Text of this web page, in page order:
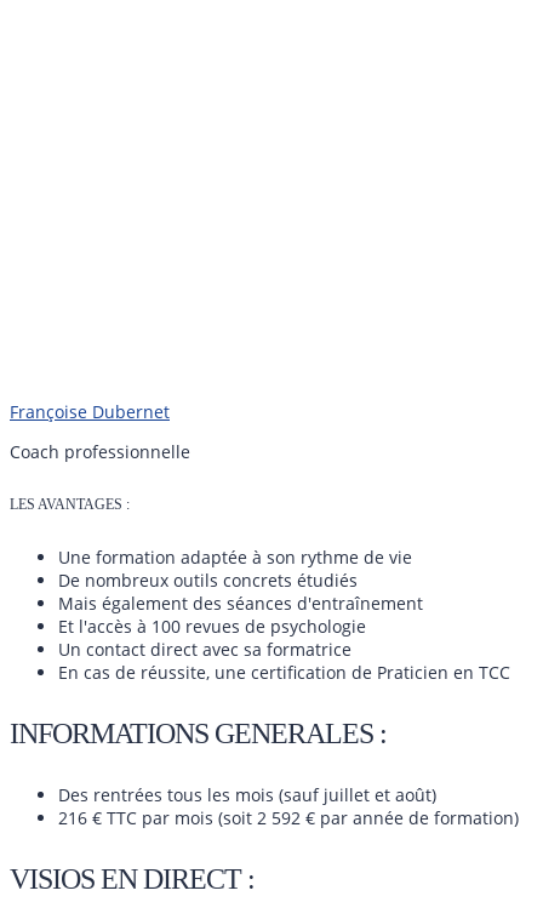
Françoise Dubernet
Coach professionnelle
LES AVANTAGES :
Une formation adaptée à son rythme de vie
De nombreux outils concrets étudiés
Mais également des séances d'entraînement
Et l'accès à 100 revues de psychologie
Un contact direct avec sa formatrice
En cas de réussite, une certification de Praticien en TCC
INFORMATIONS GENERALES :
Des rentrées tous les mois (sauf juillet et août)
216 € TTC par mois (soit 2 592 € par année de formation)
VISIOS EN DIRECT :